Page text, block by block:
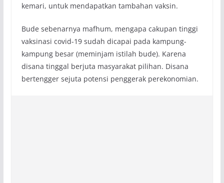
kemari, untuk mendapatkan tambahan vaksin.
Bude sebenarnya mafhum, mengapa cakupan tinggi
vaksinasi covid-19 sudah dicapai pada kampung-
kampung besar (meminjam istilah bude). Karena
disana tinggal berjuta masyarakat pilihan. Disana
bertengger sejuta potensi penggerak perekonomian.